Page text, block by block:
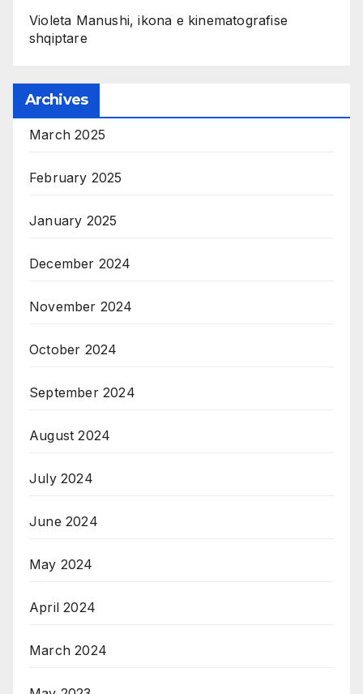
Violeta Manushi, ikona e kinematografise
shqiptare
Archives
March 2025
February 2025
January 2025
December 2024
November 2024
October 2024
September 2024
August 2024
July 2024
June 2024
May 2024
April 2024
March 2024